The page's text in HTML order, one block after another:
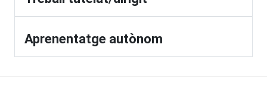
Aprenentatge autònom